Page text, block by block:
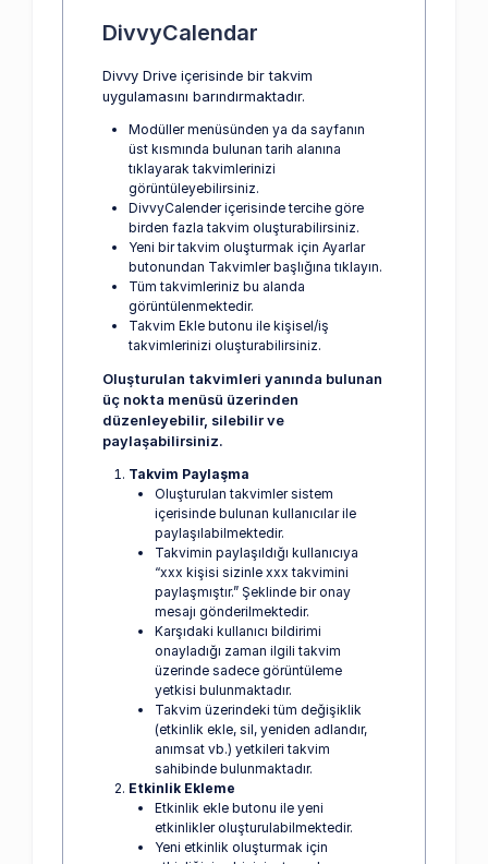
DivvyCalendar
Divvy Drive içerisinde bir takvim
uygulamasını barındırmaktadır.
Modüller menüsünden ya da sayfanın
üst kısmında bulunan tarih alanına
tıklayarak takvimlerinizi
görüntüleyebilirsiniz.
DivvyCalender içerisinde tercihe göre
birden fazla takvim oluşturabilirsiniz.
Yeni bir takvim oluşturmak için Ayarlar
butonundan Takvimler başlığına tıklayın.
Tüm takvimleriniz bu alanda
görüntülenmektedir.
Takvim Ekle butonu ile kişisel/iş
takvimlerinizi oluşturabilirsiniz.
Oluşturulan takvimleri yanında bulunan
üç nokta menüsü üzerinden
düzenleyebilir, silebilir ve
paylaşabilirsiniz.
Takvim Paylaşma
Oluşturulan takvimler sistem
içerisinde bulunan kullanıcılar ile
paylaşılabilmektedir.
Takvimin paylaşıldığı kullanıcıya
“xxx kişisi sizinle xxx takvimini
paylaşmıştır.” Şeklinde bir onay
mesajı gönderilmektedir.
Karşıdaki kullanıcı bildirimi
onayladığı zaman ilgili takvim
üzerinde sadece görüntüleme
yetkisi bulunmaktadır.
Takvim üzerindeki tüm değişiklik
(etkinlik ekle, sil, yeniden adlandır,
anımsat vb.) yetkileri takvim
sahibinde bulunmaktadır.
Etkinlik Ekleme
Etkinlik ekle butonu ile yeni
etkinlikler oluşturulabilmektedir.
Yeni etkinlik oluşturmak için